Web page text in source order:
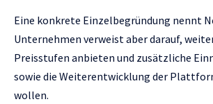
Eine konkrete Einzelbegründung nennt
Unternehmen verweist aber darauf,
Preisstufen anbieten und zusätzliche
sowie die Weiterentwicklung der
wollen.